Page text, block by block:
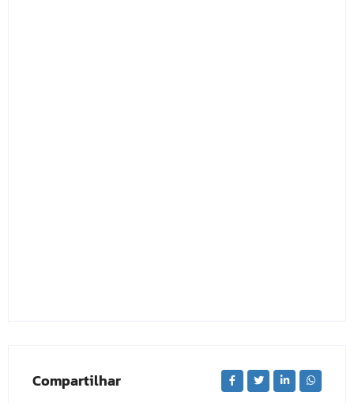
Compartilhar